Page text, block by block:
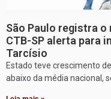
São Paulo registra
CTB-SP alerta para
Tarcísio
Estado teve crescimento
abaixo da média nacional,